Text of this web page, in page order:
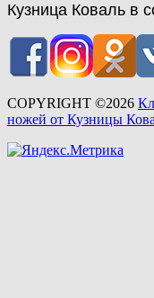
Кузница Коваль в
COPYRIGHT ©2026
ножей от Кузницы